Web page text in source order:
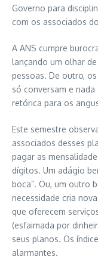
Governo para
com os associados
A ANS cumpre
lançando um olhar
pessoas. De outro,
só conversam e
retórica para os
Este semestre
associados desses
pagar as
dígitos. Um adágio
boca”. Ou, um outro
necessidade cria
que oferecem
(esfaimada por
seus planos. Os
alarmantes.